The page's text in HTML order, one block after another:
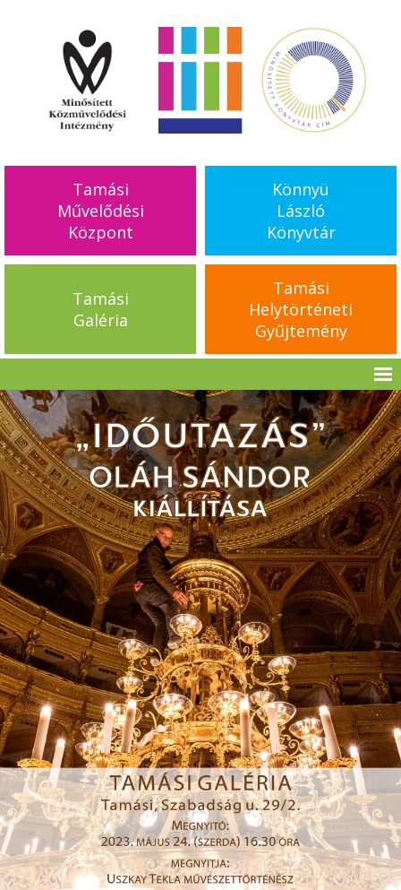
Tamási
Művelődési
Központ
Könnyü
László
Könyvtár
Tamási
Galéria
Tamási
Helytörténeti
Gyűjtemény